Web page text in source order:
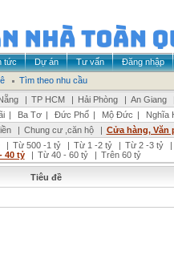
tức Dự án Tư vấn Đăng nhập
Tìm theo nhu cầu
| TP HCM | Hải Phòng | An Giang
| Ba Tơ | Đức Phổ | Mộ Đức | Nghĩa
| Chung cư ,căn hộ | Cửa hàng, Văn
| Từ 500 -1 tỷ | Từ 1 -2 tỷ | Từ 2 -3 tỷ |
40 tỷ | Từ 40 - 60 tỷ | Trên 60 tỷ
Tiêu đề